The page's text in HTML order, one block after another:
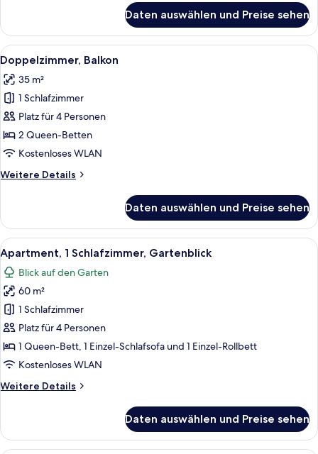
2 Schlafzimmer,
Balkon
(sea
view
or
back
view)
Daten auswählen und Preise sehen
Alle
Fotos
für
Doppelzimmer,
Balkon
anzeigen
Ein Schlafzimmer mit einem großen
5
Doppelzimmer, Balkon
35 m²
1 Schlafzimmer
Platz für 4 Personen
2 Queen-Betten
Kostenloses WLAN
Weitere Details
Weitere
Balkon
Daten auswählen und Preise sehen
Alle
Fotos
für
Apartment,
Schlafzimmer,
Gartenblick
anzeigen
Ein Essbereich mit Tisch und
11
Apartment, 1 Schlafzimmer, Gartenblick
Blick auf den Garten
60 m²
1 Schlafzimmer
Platz für 4 Personen
1 Queen-Bett, 1 Einzel-Schlafsofa und 1 Einzel-Rollbett
Kostenloses WLAN
Weitere Details
Weitere
1
Schlafzimmer,
Daten auswählen und Preise sehen